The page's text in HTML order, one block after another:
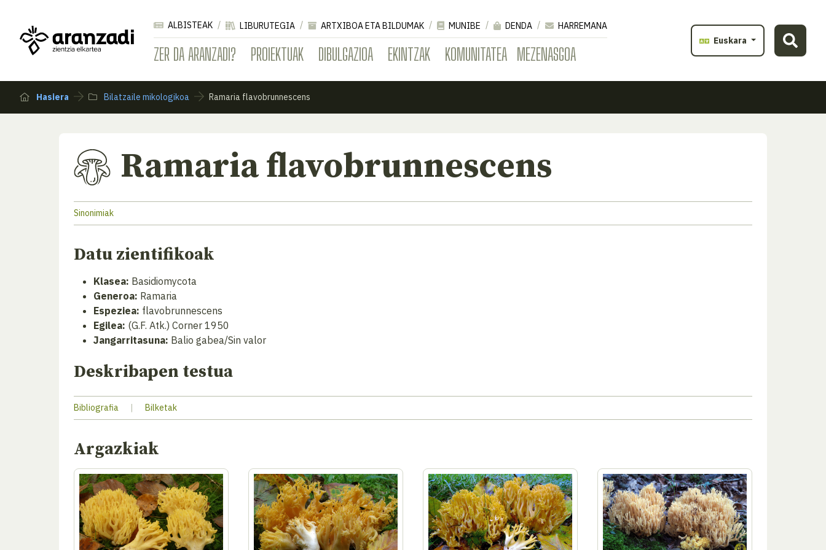
ZER DA ARANZADI? PROIEKTUAK DIBULGAZIOA EKINTZAK KOMUNITATEA MEZENASGOA
ALBISTEAK LIBURUTEGIA ARTXIBOA ETA BILDUMAK MUNIBE DENDA
HARREMANA
Euskara
Hasiera Bilatzaile mikologikoa Ramaria flavobrunnescens
Ramaria flavobrunnescens
Sinonimiak
Datu zientifikoak
Klasea: Basidiomycota
Generoa: Ramaria
Espeziea: flavobrunnescens
Egilea: (G.F. Atk.) Corner 1950
Jangarritasuna: Balio gabea/Sin valor
Deskribapen testua
Bibliografia | Bilketak
Argazkiak